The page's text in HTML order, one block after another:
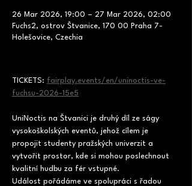
26 Mar 2026, 19:00 – 27 Mar 2026, 02:00
Fuchs2, ostrov Štvanice, 170 00 Praha 7-
Holešovice, Czechia
TICKETS: fairplay.events/en/uninoctis-ve-
fuchsu-2026-15e5
UniNoctis na Štvanici je druhý díl ze ságy
vysokoškolských eventů, jehož cílem je
propojit studenty pražských univerzit a
vytvořit prostor, kde si mohou poslechnout
kvalitní hudbu za fér vstupné.
Událost pořádáme ve spolupráci s řadou